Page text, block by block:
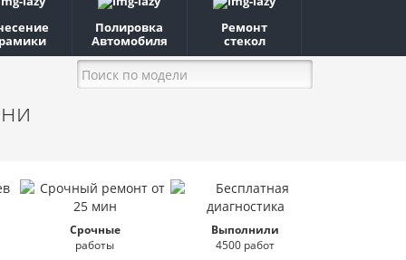
Полировка
Автомобиля
Ремонт
стекол
Срочные
работы
Выполнили
4500 работ